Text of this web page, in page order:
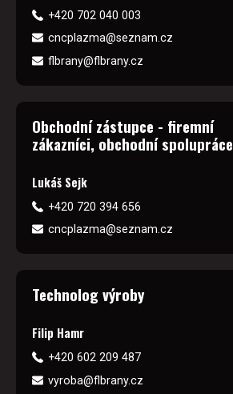
+420 702 040 003
cncplazma@seznam.cz
flbrany@flbrany.cz
Obchodní zástupce - firemní
zákazníci, obchodní spolupráce
Lukáš Sejk
+420 720 394 656
cncplazma@seznam.cz
Technolog výroby
Filip Hamr
+420 602 209 487
vyroba@flbrany.cz